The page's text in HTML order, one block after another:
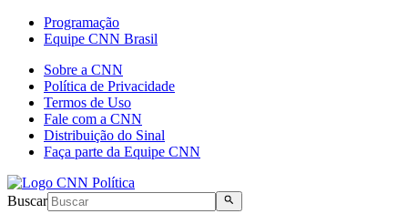
Programação
Equipe CNN Brasil
Sobre a CNN
Política de Privacidade
Termos de Uso
Fale com a CNN
Distribuição do Sinal
Faça parte da Equipe CNN
Buscar